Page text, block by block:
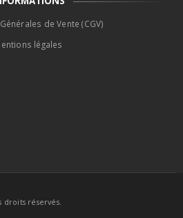
de Vente (CGV)
légales
droits réservés.